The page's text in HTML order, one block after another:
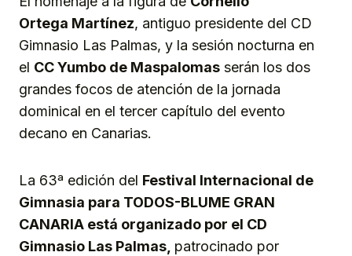
Ortega Martínez, antiguo presidente del CD
Gimnasio Las Palmas, y la sesión nocturna en
el CC Yumbo de Maspalomas serán los dos
grandes focos de atención de la jornada
dominical en el tercer capítulo del evento
decano en Canarias.
La 63ª edición del Festival Internacional de
Gimnasia para TODOS-BLUME GRAN
CANARIA está organizado por el CD
Gimnasio Las Palmas, patrocinado por